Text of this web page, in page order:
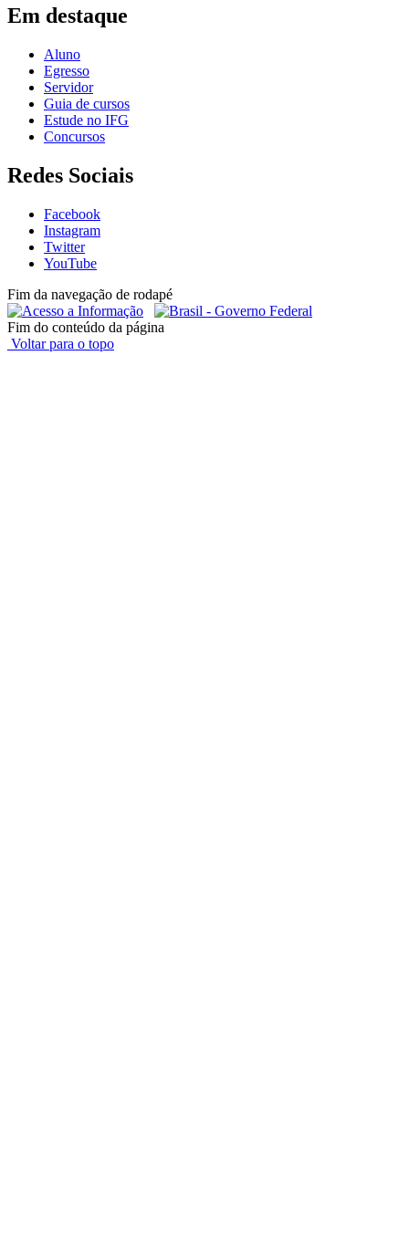
Em destaque
Aluno
Egresso
Servidor
Guia de cursos
Estude no IFG
Concursos
Redes Sociais
Facebook
Instagram
Twitter
YouTube
Fim da navegação de rodapé
Fim do conteúdo da página
Voltar para o topo